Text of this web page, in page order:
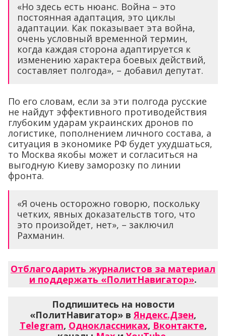
«Но здесь есть нюанс. Война – это
постоянная адаптация, это циклы
адаптации. Как показывает эта война,
очень условный временной термин,
когда каждая сторона адаптируется к
изменению характера боевых действий,
составляет полгода», – добавил депутат.
По его словам, если за эти полгода русские
не найдут эффективного противодействия
глубоким ударам украинских дронов по
логистике, пополнением личного состава, а
ситуация в экономике РФ будет ухудшаться,
то Москва якобы может и согласиться на
выгодную Киеву заморозку по линии
фронта.
«Я очень осторожно говорю, поскольку
четких, явных доказательств того, что
это произойдет, нет», – заключил
Рахманин.
Отблагодарить журналистов за материал
и поддержать «ПолитНавигатор».
Подпишитесь на новости
«ПолитНавигатор» вЯндекс.Дзен,
Telegram, Одноклассниках, Вконтакте,